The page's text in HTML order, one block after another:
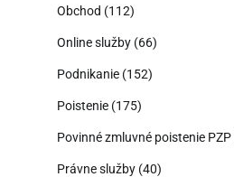
Obchod (112)
Online služby (66)
Podnikanie (152)
Poistenie (175)
Povinné zmluvné poistenie PZP
Právne služby (40)